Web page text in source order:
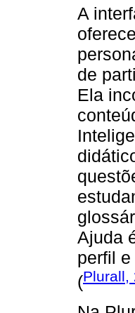
A
de
Ela
Ajuda
perfil
(Plurall,